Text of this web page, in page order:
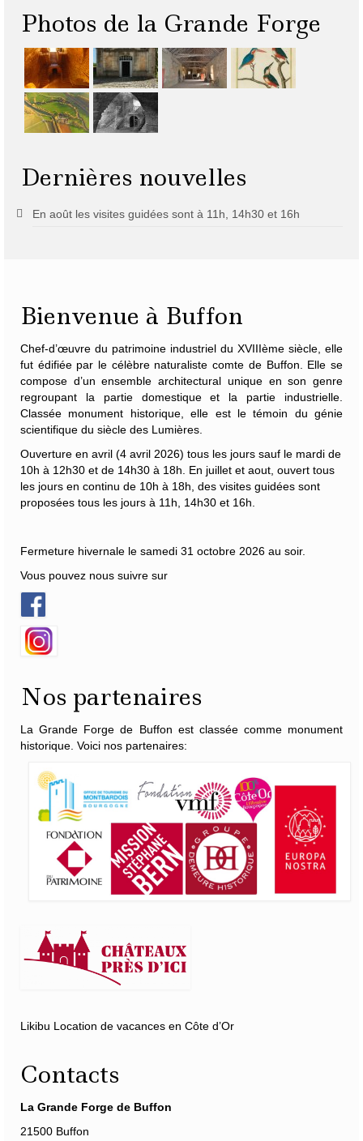
Photos de la Grande Forge
Dernières nouvelles
En août les visites guidées sont à 11h, 14h30 et 16h
Bienvenue à Buffon
Chef-d’œuvre du patrimoine industriel du XVIIIème siècle, elle
fut édifiée par le célèbre naturalistecomte de Buffon . Elle se
compose d’un ensemble architectural unique en son genre
regroupant la partie domestique et la partie industrielle.
Classée monument historique, elle est le témoin du génie
scientifique du siècle des Lumières.
Ouverture en avril (4 avril 2026) tous les jours sauf le mardi de
10h à 12h30 et de 14h30 à 18h. En juillet et aout, ouvert tous
les jours en continu de 10h à 18h, des visites guidées sont
proposées tous les jours à 11h, 14h30 et 16h.
Fermeture hivernale le samedi 31 octobre 2026 au soir.
Vous pouvez nous suivre sur
Nos partenaires
La Grande Forge de Buffon est classée comme monument
historique. Voici nos partenaires:
Likibu Location de vacances en Côte d’Or
Contacts
La Grande Forge de Buffon
21500 Buffon